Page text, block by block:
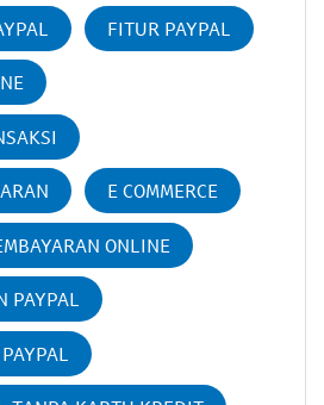
FITUR PAYPAL
E COMMERCE
ONLINE
PAYPAL